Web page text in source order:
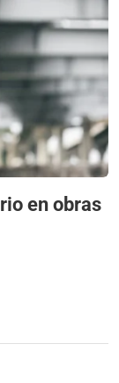
en obras